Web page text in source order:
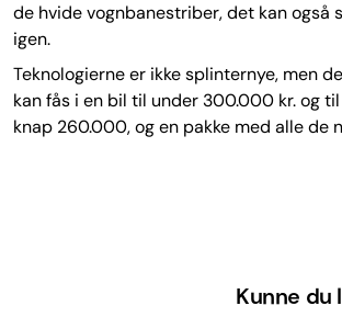
de hvide vognbanestriber, det kan
igen.
Teknologierne er ikke splinternye, men
kan fås i en bil til under 300.000 kr. og
knap 260.000, og en pakke med alle de
Kunne du